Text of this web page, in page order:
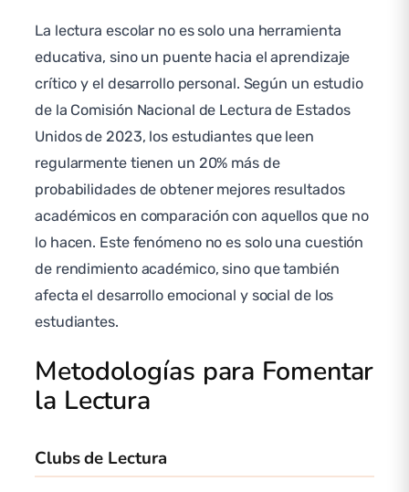
La lectura escolar no es solo una herramienta
educativa, sino un puente hacia el aprendizaje
crítico y el desarrollo personal. Según un estudio
de la Comisión Nacional de Lectura de Estados
Unidos de 2023, los estudiantes que leen
regularmente tienen un 20% más de
probabilidades de obtener mejores resultados
académicos en comparación con aquellos que no
lo hacen. Este fenómeno no es solo una cuestión
de rendimiento académico, sino que también
afecta el desarrollo emocional y social de los
estudiantes.
Metodologías para Fomentar
la Lectura
Clubs de Lectura